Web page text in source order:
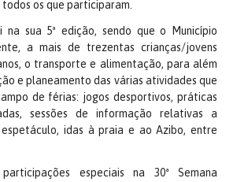
os que participaram.
sua 5ª edição, sendo que o Município
a mais de trezentas crianças/jovens
o transporte e alimentação, para além
e planeamento das várias atividades que
de férias: jogos desportivos, práticas
sessões de informação relativas a
idas à praia e ao Azibo, entre
especiais na 30ª Semana